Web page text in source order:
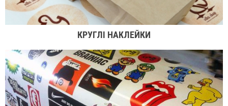
КРУГЛІ НАКЛЕЙКИ